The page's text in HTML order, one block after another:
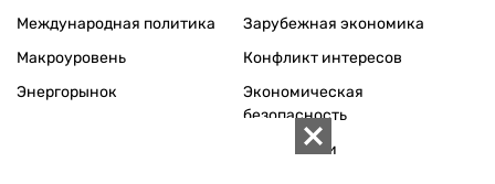
Международная политика
Макроуровень
Энергорынок
Зарубежная экономика
Конфликт интересов
Экономическая
безопасность
Персоналии